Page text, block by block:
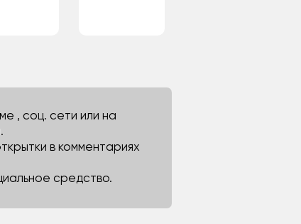
, соц. сети или на
в комментариях
средство.